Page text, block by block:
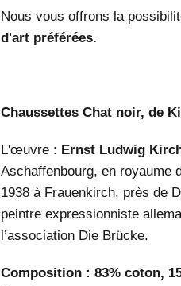
Nous vous offrons la
d'art préférées.
Chaussettes Chat noir, de
L'œuvre : Ernst Ludwig
Aschaffenbourg, en royaume
1938 à Frauenkirch, près de
peintre expressionniste
l’association Die Brücke.
Composition : 83% coton,